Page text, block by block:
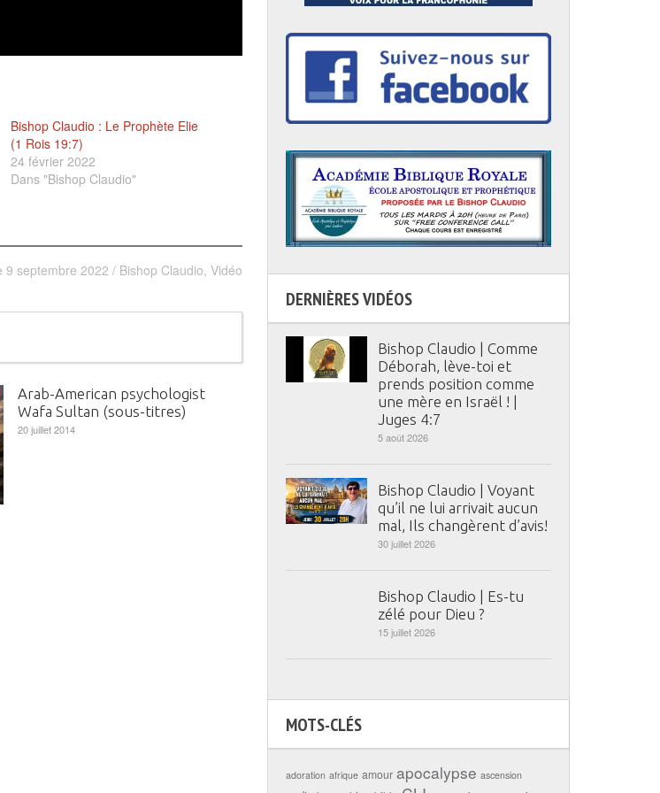
Bishop Claudio : Le Prophète Elie
(1 Rois 19:7)
24 février 2022
Dans "Bishop Claudio"
9 septembre 2022 / Bishop Claudio, Vidéo
Arab-American psychologist
Wafa Sultan (sous-titres)
20 juillet 2014
DERNIÈRES VIDÉOS
Bishop Claudio | Comme
Déborah, lève-toi et
prends position comme
une mère en Israël ! |
Juges 4:7
5 août 2026
Bishop Claudio | Voyant
qu’il ne lui arrivait aucun
mal, Ils changèrent d’avis!
30 juillet 2026
Bishop Claudio | Es-tu
zélé pour Dieu ?
15 juillet 2026
MOTS-CLÉS
adoration afrique amour apocalypse ascension